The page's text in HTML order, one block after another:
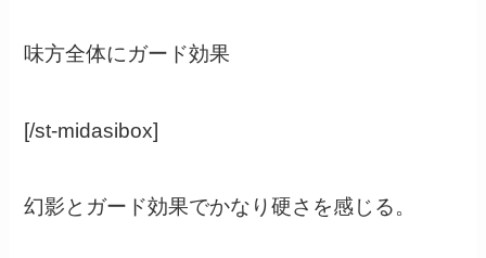
味方全体にガード効果
[/st-midasibox]
幻影とガード効果でかなり硬さを感じる。